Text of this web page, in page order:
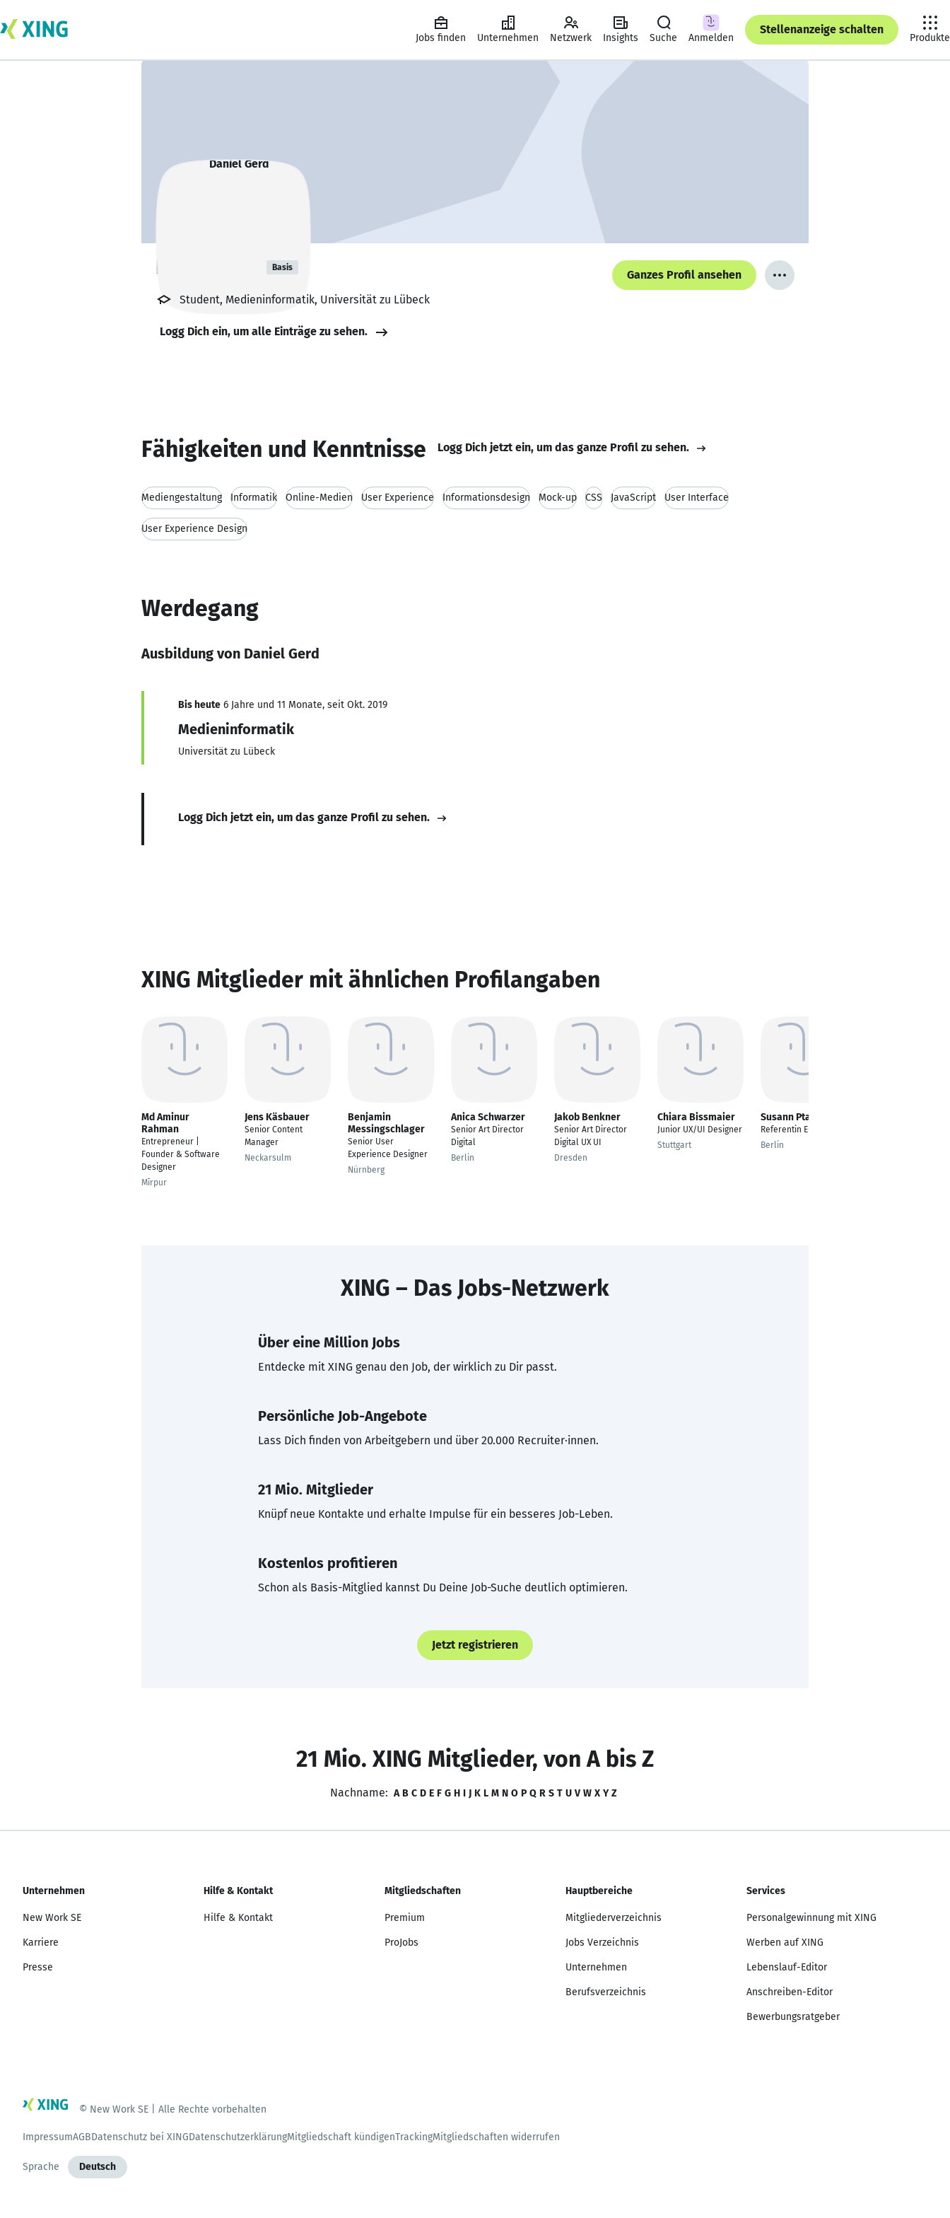
Jobs finden Unternehmen Netzwerk Insights Suche Anmelden
Stellenanzeige schalten
Produkte
Daniel Gerd Basis
Ganzes Profil ansehen
Student, Medieninformatik, Universität zu Lübeck
Logg Dich ein, um alle Einträge zu sehen.
Fähigkeiten und Kenntnisse Logg Dich jetzt ein, um das ganze Profil zu sehen.
Mediengestaltung Informatik Online-Medien User Experience Informationsdesign Mock-up CSS JavaScript User Interface
User Experience Design
Werdegang
Ausbildung von Daniel Gerd
Bis heute 6 Jahre und 11 Monate, seit Okt. 2019
Medieninformatik
Universität zu Lübeck
Logg Dich jetzt ein, um das ganze Profil zu sehen.
XING Mitglieder mit ähnlichen Profilangaben
Md Aminur
Rahman
Entrepreneur |
Founder & Software
Designer
Mīrpur
Jens Käsbauer
Senior Content
Manager
Neckarsulm
Benjamin
Messingschlager
Senior User
Experience Designer
Nürnberg
Anica Schwarzer
Senior Art Director
Digital
Berlin
Jakob Benkner
Senior Art Director
Digital UX UI
Dresden
Chiara Bissmaier
Junior UX/UI Designer
Stuttgart
Susann Ptak
Referentin E-Learning
Berlin
XING – Das Jobs-Netzwerk
Über eine Million Jobs
Entdecke mit XING genau den Job, der wirklich zu Dir passt.
Persönliche Job-Angebote
Lass Dich finden von Arbeitgebern und über 20.000 Recruiter·innen.
21 Mio. Mitglieder
Knüpf neue Kontakte und erhalte Impulse für ein besseres Job-Leben.
Kostenlos profitieren
Schon als Basis-Mitglied kannst Du Deine Job-Suche deutlich optimieren.
Jetzt registrieren
21 Mio. XING Mitglieder, von A bis Z
Nachname: A B C D E F G H I J K L M N O P Q R S T U V W X Y Z
Unternehmen
New Work SE
Karriere
Presse
Hilfe & Kontakt
Hilfe & Kontakt
Mitgliedschaften
Premium
ProJobs
Hauptbereiche
Mitgliederverzeichnis
Jobs Verzeichnis
Unternehmen
Berufsverzeichnis
Services
Personalgewinnung mit XING
Werben auf XING
Lebenslauf-Editor
Anschreiben-Editor
Bewerbungsratgeber
© New Work SE | Alle Rechte vorbehalten
ImpressumAGBDatenschutz bei XINGDatenschutzerklärungMitgliedschaft kündigenTrackingMitgliedschaften widerrufen
Sprache Deutsch